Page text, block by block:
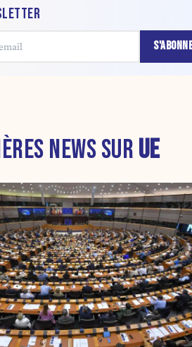
NEWS SUR UE